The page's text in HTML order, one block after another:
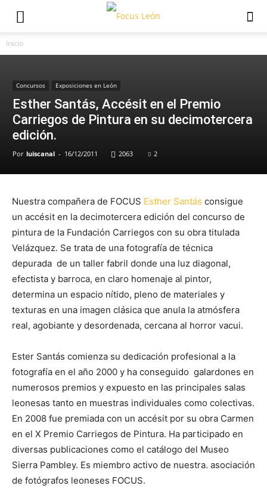
Inicio
Concursos Exposiciones en León
Esther Santás, Accésit en el Premio
Carriegos de Pintura en su decimotercera
edición.
Por luiscanal - 16/12/2011 2063 2
Nuestra compañera de FOCUS Esther Santás consigue
un accésit en la decimotercera edición del concurso de
pintura de la Fundación Carriegos con su obra titulada
Velázquez. Se trata de una fotografía de técnica
depurada de un taller fabril donde una luz diagonal,
efectista y barroca, en claro homenaje al pintor,
determina un espacio nítido, pleno de materiales y
texturas en una imagen clásica que anula la atmósfera
real, agobiante y desordenada, cercana al horror vacui.
Ester Santás comienza su dedicación profesional a la
fotografía en el año 2000 y ha conseguido galardones en
numerosos premios y expuesto en las principales salas
leonesas tanto en muestras individuales como colectivas.
En 2008 fue premiada con un accésit por su obra Carmen
en el X Premio Carriegos de Pintura. Ha participado en
diversas publicaciones como el catálogo del Museo
Sierra Pambley. Es miembro activo de nuestra. asociación
de fotógrafos leoneses FOCUS.